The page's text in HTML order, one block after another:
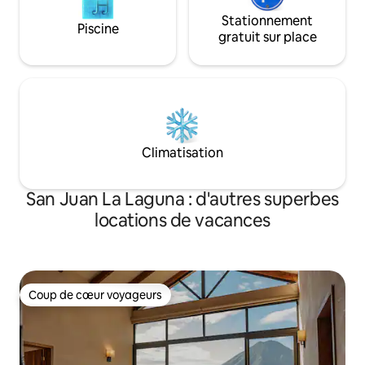
Piscine
Stationnement
gratuit sur place
Climatisation
San Juan La Laguna : d'autres superbes
locations de vacances
Coup de cœur voyageurs
Coup de cœur voyageurs